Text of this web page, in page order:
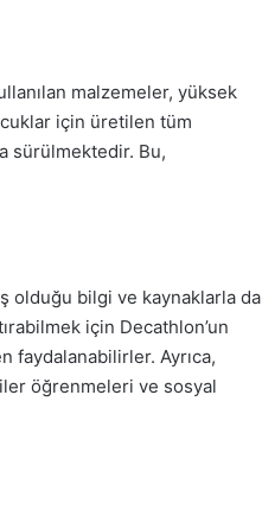
malzemeler, yüksek
için üretilen tüm
sürülmektedir. Bu,
olduğu bilgi ve kaynaklarla da
için Decathlon’un
faydalanabilirler. Ayrıca,
öğrenmeleri ve sosyal